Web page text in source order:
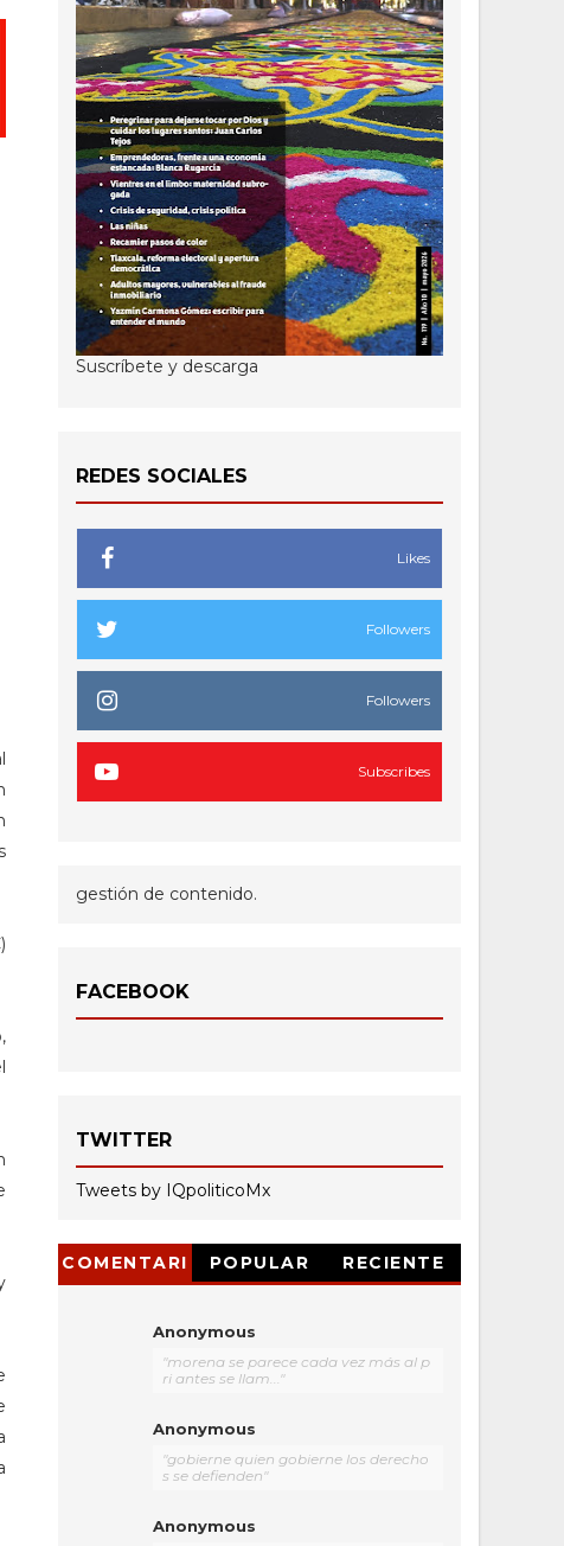
Suscríbete y descarga
REDES SOCIALES
Likes
Followers
Followers
Subscribes
gestión de contenido.
FACEBOOK
TWITTER
Tweets by IQpoliticoMx
COMENTARI
POPULAR RECIENTE
Anonymous
"morena se parece cada vez más al p
ri antes se llam..."
Anonymous
"gobierne quien gobierne los derecho
s se defienden"
Anonymous